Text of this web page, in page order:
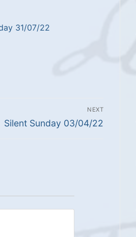
31/07/22
NEXT
Next
Silent Sunday 03/04/22